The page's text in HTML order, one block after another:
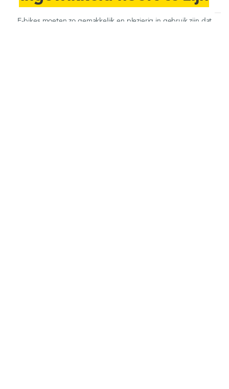
E-bikes moeten zo gemakkelijk en plezierig in gebruik zijn dat